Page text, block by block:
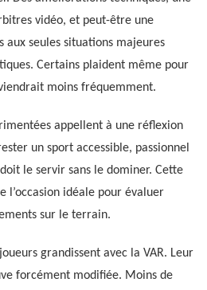
vidéo, et peut-être une
aux seules situations majeures
Certains plaident même pour
moins fréquemment.
appellent à une réflexion
un sport accessible, passionnel
le servir sans le dominer. Cette
l’occasion idéale pour évaluer
sur le terrain.
grandissent avec la VAR. Leur
forcément modifiée. Moins de